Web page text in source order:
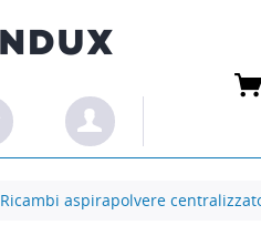
Ricambi aspirapolvere